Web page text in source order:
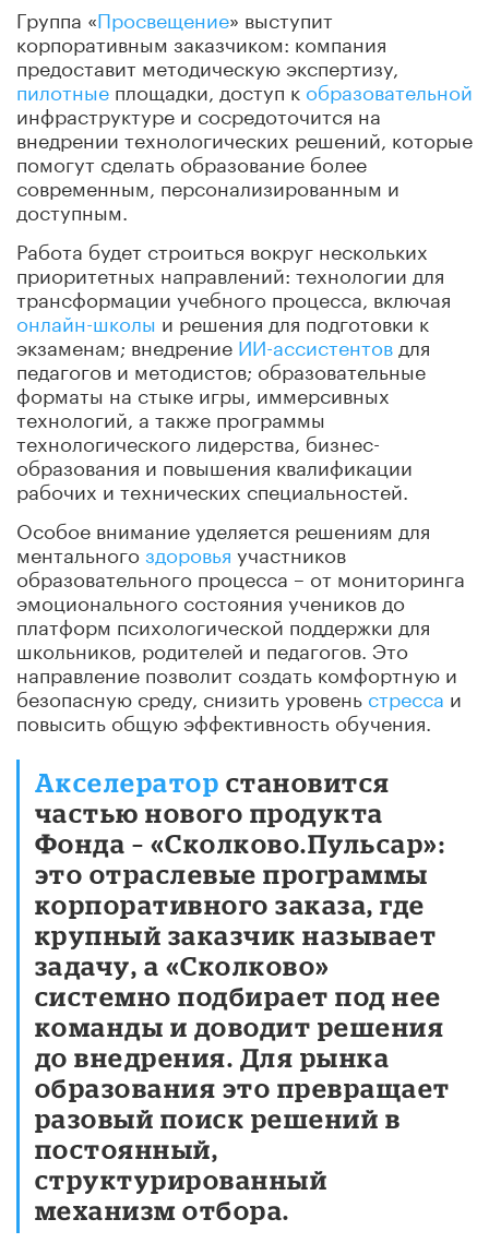
Группа «Просвещение» выступит
корпоративным заказчиком: компания
предоставит методическую экспертизу,
пилотные площадки, доступ к образовательной
инфраструктуре и сосредоточится на
внедрении технологических решений, которые
помогут сделать образование более
современным, персонализированным и
доступным.
Работа будет строиться вокруг нескольких
приоритетных направлений: технологии для
трансформации учебного процесса, включая
онлайн-школы и решения для подготовки к
экзаменам; внедрение ИИ-ассистентов для
педагогов и методистов; образовательные
форматы на стыке игры, иммерсивных
технологий, а также программы
технологического лидерства, бизнес-
образования и повышения квалификации
рабочих и технических специальностей.
Особое внимание уделяется решениям для
ментальногоздоровья участников
образовательного процесса – от мониторинга
эмоционального состояния учеников до
платформ психологической поддержки для
школьников, родителей и педагогов. Это
направление позволит создать комфортную и
безопасную среду, снизить уровень стресса и
повысить общую эффективность обучения.
Акселератор становится
частью нового продукта
Фонда – «Сколково.Пульсар»:
это отраслевые программы
корпоративного заказа, где
крупный заказчик называет
задачу, а «Сколково»
системно подбирает под нее
команды и доводит решения
до внедрения. Для рынка
образования это превращает
разовый поиск решений в
постоянный,
структурированный
механизм отбора.